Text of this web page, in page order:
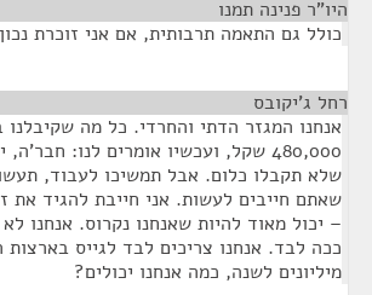
היו"ר פנינה תמנו
כולל גם התאמה תרבותית, אם אני זוכרת
רחל ג'יקובס
480,000 שקל, ועכשיו אומרים לנו:
שלא תקבלו כלום. אבל תמשיכו לעבוד,
שאתם חייבים לעשות. אני חייבת להגיד את
– יכול מאוד להיות שאנחנו נקרוס. אנחנו
ככה לבד. אנחנו צריכים לבד לגייס
מיליונים לשנה, כמה אנחנו יכולים?